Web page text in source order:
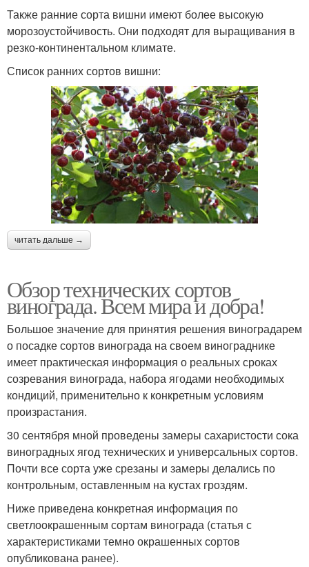
Также ранние сорта вишни имеют более высокую
морозоустойчивость. Они подходят для выращивания в
резко-континентальном климате.
Список ранних сортов вишни:
читать дальше →
Обзор технических сортов
винограда. Всем мира и добра!
Большое значение для принятия решения виноградарем
о посадке сортов винограда на своем винограднике
имеет практическая информация о реальных сроках
созревания винограда, набора ягодами необходимых
кондиций, применительно к конкретным условиям
произрастания.
30 сентября мной проведены замеры сахаристости сока
виноградных ягод технических и универсальных сортов.
Почти все сорта уже срезаны и замеры делались по
контрольным, оставленным на кустах гроздям.
Ниже приведена конкретная информация по
светлоокрашенным сортам винограда (статья с
характеристиками темно окрашенных сортов
опубликована ранее).